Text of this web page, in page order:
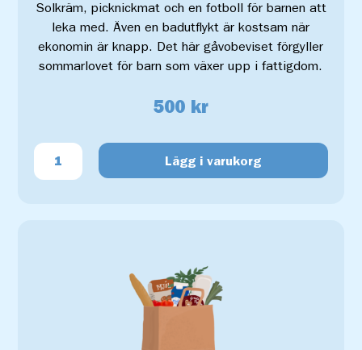
Solkräm, picknickmat och en fotboll för barnen att
leka med. Även en badutflykt är kostsam när
ekonomin är knapp. Det här gåvobeviset förgyller
sommarlovet för barn som växer upp i fattigdom.
500 kr
Lägg i varukorg